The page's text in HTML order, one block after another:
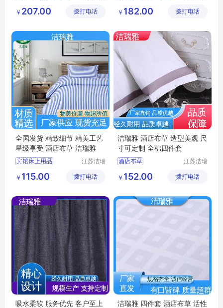
民宿布草
有限公司
￥ 207.00 拨打电话
客房布草
有限公司
￥ 182.00 拨打电话
全国发货 精致细节 精美工艺
星级享受 酒店布草 洁瑞雅
宾馆床上用品
酒店布草 医院布草
江苏洁瑞
有限公司
￥ 115.00 拨打电话
洁瑞雅 酒店布草 造型美观 尺
寸可定制 全棉四件套
酒店布草
客房布草
宾馆布草
江苏洁瑞
有限公司
￥ 152.00 拨打电话
吸水柔软 服务优先 客户至上
洁瑞雅 四件套 酒店布草 活性